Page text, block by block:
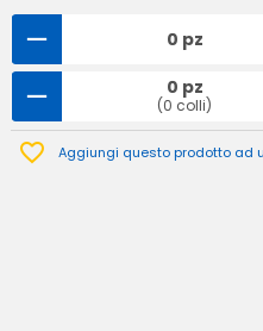
0 pz
0 pz
(0 colli)
Aggiungi questo prodotto ad